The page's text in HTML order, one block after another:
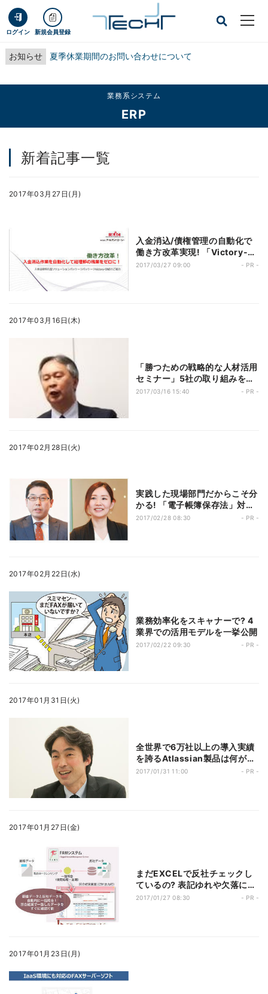
ログイン 新規会員登録
お知らせ 夏季休業期間のお問い合わせについて
業務系システム
ERP
新着記事一覧
2017年03月27日(月)
入金消込/債権管理の自動化で
働き方改革実現! 「Victory-
ONE」で経理業務を効率化
2017/03/27 09:00 - PR -
2017年03月16日(木)
「勝つための戦略的な人材活用
セミナー」5社の取り組みを一
挙紹介
2017/03/16 15:40 - PR -
2017年02月28日(火)
実践した現場部門だからこそ分
かる! 「電子帳簿保存法」対応
の要点とは
2017/02/28 08:30 - PR -
2017年02月22日(水)
業務効率化をスキャナーで? 4
業界での活用モデルを一挙公開
2017/02/22 09:30 - PR -
2017年01月31日(火)
全世界で6万社以上の導入実績
を誇るAtlassian製品は何が凄
い?
2017/01/31 11:00 - PR -
2017年01月27日(金)
まだEXCELで反社チェックし
ているの? 表記ゆれや欠落によ
る検索漏れを防げ
2017/01/27 08:30 - PR -
2017年01月23日(月)